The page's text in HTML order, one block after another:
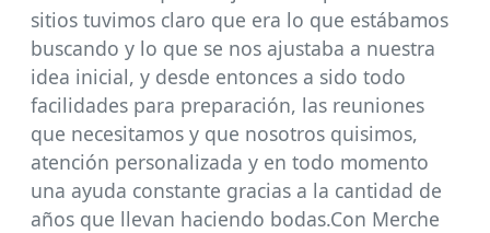
sitios tuvimos claro que era lo que estábamos
buscando y lo que se nos ajustaba a nuestra
idea inicial, y desde entonces a sido todo
facilidades para preparación, las reuniones
que necesitamos y que nosotros quisimos,
atención personalizada y en todo momento
una ayuda constante gracias a la cantidad de
años que llevan haciendo bodas.Con Merche